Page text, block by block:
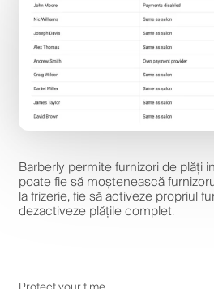
Barberly permite furnizori de plăți
poate fie să moștenească
la frizerie, fie să activeze propriul
dezactiveze plățile complet.